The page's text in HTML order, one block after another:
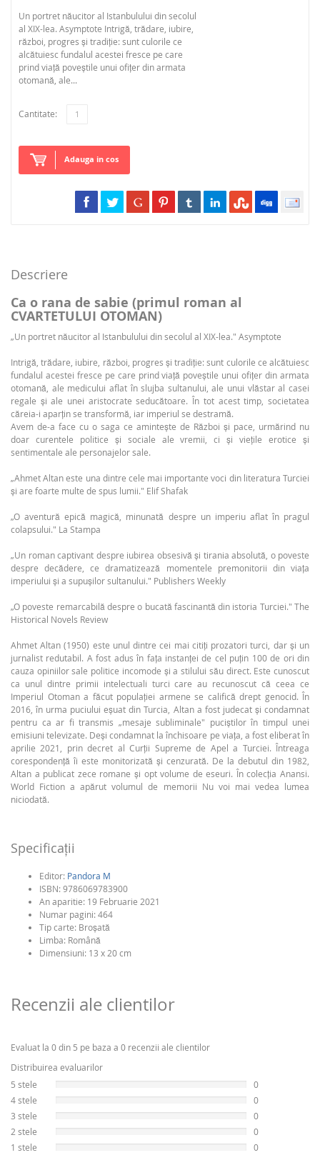
Un portret năucitor al Istanbulului din secolul
al XIX-lea. Asymptote Intrigă, trădare, iubire,
război, progres și tradiție: sunt culorile ce
alcătuiesc fundalul acestei fresce pe care
prind viață poveștile unui ofițer din armata
otomană, ale...
Cantitate:
Adauga in cos
Descriere
Ca o rana de sabie (primul roman al
CVARTETULUI OTOMAN)
„Un portret năucitor al Istanbulului din secolul al XIX-lea." Asymptote
Intrigă, trădare, iubire, război, progres și tradiție: sunt culorile ce alcătuiesc
fundalul acestei fresce pe care prind viață poveștile unui ofițer din armata
otomană, ale medicului aflat în slujba sultanului, ale unui vlăstar al casei
regale și ale unei aristocrate seducătoare. În tot acest timp, societatea
căreia-i aparțin se transformă, iar imperiul se destramă.
Avem de-a face cu o saga ce amintește de Război și pace, urmărind nu
doar curentele politice și sociale ale vremii, ci și viețile erotice și
sentimentale ale personajelor sale.
„Ahmet Altan este una dintre cele mai importante voci din literatura Turciei
și are foarte multe de spus lumii." Elif Shafak
„O aventură epică magică, minunată despre un imperiu aflat în pragul
colapsului." La Stampa
„Un roman captivant despre iubirea obsesivă și tirania absolută, o poveste
despre decădere, ce dramatizează momentele premonitorii din viața
imperiului și a supușilor sultanului." Publishers Weekly
„O poveste remarcabilă despre o bucată fascinantă din istoria Turciei." The
Historical Novels Review
Ahmet Altan (1950) este unul dintre cei mai citiți prozatori turci, dar și un
jurnalist redutabil. A fost adus în fața instanței de cel puțin 100 de ori din
cauza opiniilor sale politice incomode și a stilului său direct. Este cunoscut
ca unul dintre primii intelectuali turci care au recunoscut că ceea ce
Imperiul Otoman a făcut populației armene se califică drept genocid. În
2016, în urma puciului eșuat din Turcia, Altan a fost judecat și condamnat
pentru ca ar fi transmis „mesaje subliminale" puciștilor în timpul unei
emisiuni televizate. Deși condamnat la închisoare pe viața, a fost eliberat în
aprilie 2021, prin decret al Curții Supreme de Apel a Turciei. Întreaga
corespondență îi este monitorizată și cenzurată. De la debutul din 1982,
Altan a publicat zece romane și opt volume de eseuri. În colecția Anansi.
World Fiction a apărut volumul de memorii Nu voi mai vedea lumea
niciodată.
Specificaţii
Editor: Pandora M
ISBN: 9786069783900
An aparitie: 19 Februarie 2021
Numar pagini: 464
Tip carte: Broşată
Limba: Română
Dimensiuni: 13 x 20 cm
Recenzii ale clientilor
Evaluat la 0 din 5 pe baza a 0 recenzii ale clientilor
Distribuirea evaluarilor
5 stele
0
4 stele
0
3 stele
0
2 stele
0
1 stele
0